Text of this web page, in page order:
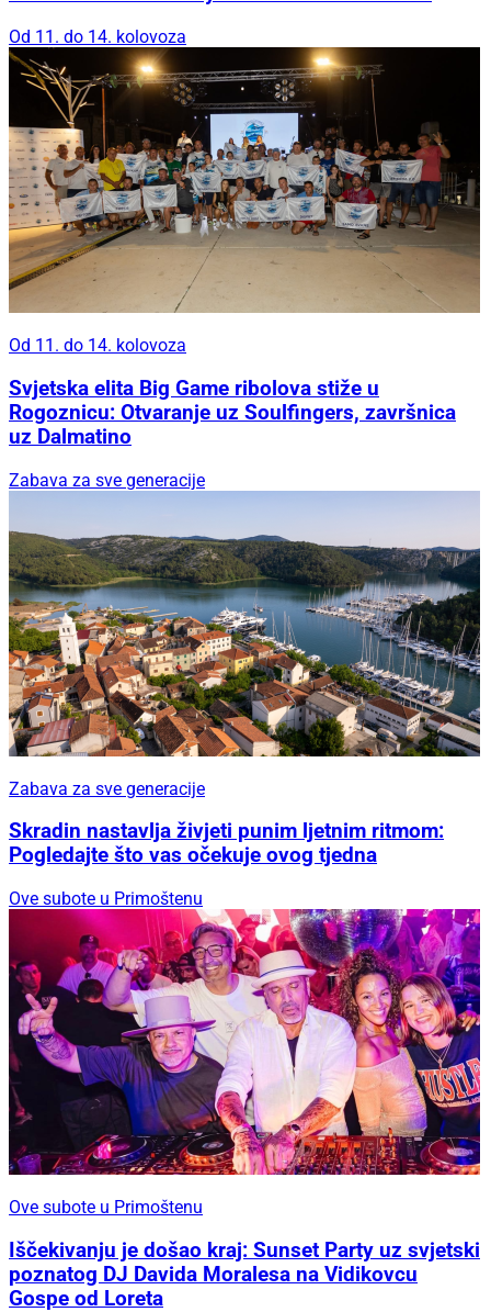
Od 11. do 14. kolovoza
Od 11. do 14. kolovoza
Svjetska elita Big Game ribolova stiže u
Rogoznicu: Otvaranje uz Soulfingers, završnica
uz Dalmatino
Zabava za sve generacije
Zabava za sve generacije
Skradin nastavlja živjeti punim ljetnim ritmom:
Pogledajte što vas očekuje ovog tjedna
Ove subote u Primoštenu
Ove subote u Primoštenu
Iščekivanju je došao kraj: Sunset Party uz svjetski
poznatog DJ Davida Moralesa na Vidikovcu
Gospe od Loreta